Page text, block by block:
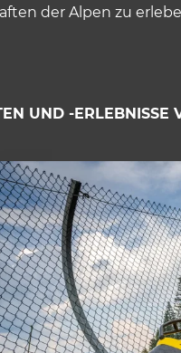
der Alpen zu
UND -ERLEBNISSE